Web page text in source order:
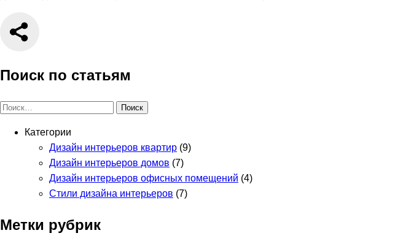
Поиск по статьям
Найти:
Категории
Дизайн интерьеров квартир (9)
Дизайн интерьеров домов (7)
Дизайн интерьеров офисных помещений (4)
Стили дизайна интерьеров (7)
Метки рубрик